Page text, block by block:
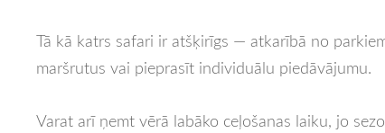
Tā kā katrs safari ir atšķirīgs — atkarībā no
maršrutus vai pieprasīt individuālu piedāvājumu.
Varat arī ņemt vērā labāko ceļošanas laiku, jo